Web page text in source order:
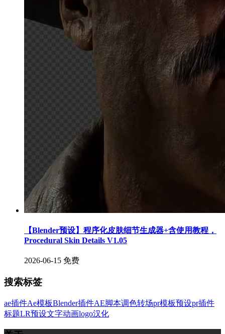
【Blender预设】程序化皮肤细节生成器+含使用教程，
Procedural Skin Details V1.05
2026-06-15 免费
搜索标签
ae插件Ae模板Blender插件AE脚本调色转场pr模板预设pr插件
标题LR预设文字动画logo汉化